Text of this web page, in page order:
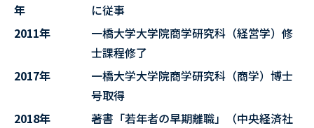
年
に従事
2011年
一橋大学大学院商学研究科（経営学）修
士課程修了
2017年
一橋大学大学院商学研究科（商学）博士
号取得
2018年
著書「若年者の早期離職」（中央経済社